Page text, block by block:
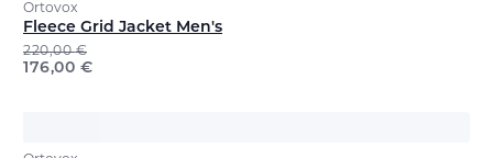
Ortovox
Fleece Grid Jacket Men's
220,00€
176,00 €